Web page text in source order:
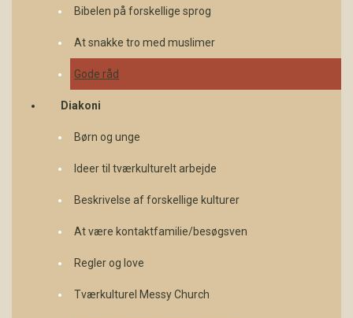
Bibelen på forskellige sprog
At snakke tro med muslimer
Gode råd
Diakoni
Børn og unge
Ideer til tværkulturelt arbejde
Beskrivelse af forskellige kulturer
At være kontaktfamilie/besøgsven
Regler og love
Tværkulturel Messy Church